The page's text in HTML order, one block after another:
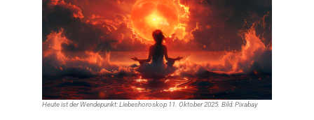
Heute ist der Wendepunkt: Liebeshoroskop 11. Oktober 2025. Bild: Pixabay